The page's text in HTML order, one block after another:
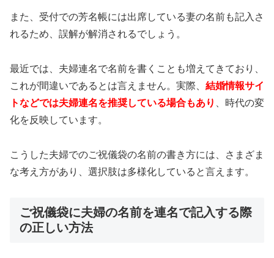
また、受付での芳名帳には出席している妻の名前も記入さ
れるため、誤解が解消されるでしょう。
最近では、夫婦連名で名前を書くことも増えてきており、
これが間違いであるとは言えません。実際、 結婚情報サイ
トなどでは夫婦連名を推奨している場合もあり
、時代の変
化を反映しています。
こうした夫婦でのご祝儀袋の名前の書き方には、さまざま
な考え方があり、選択肢は多様化していると言えます。
ご祝儀袋に夫婦の名前を連名で記入する際
の正しい方法